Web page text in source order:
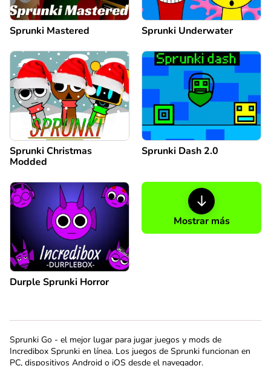
Sprunki Mastered Sprunki Underwater
Sprunki Christmas
Modded
Sprunki Dash 2.0
Durple Sprunki Horror
Mostrar más
Sprunki Go - el mejor lugar para jugar juegos y mods de
Incredibox Sprunki en línea. Los juegos de Sprunki funcionan en
PC, dispositivos Android o iOS desde el navegador.